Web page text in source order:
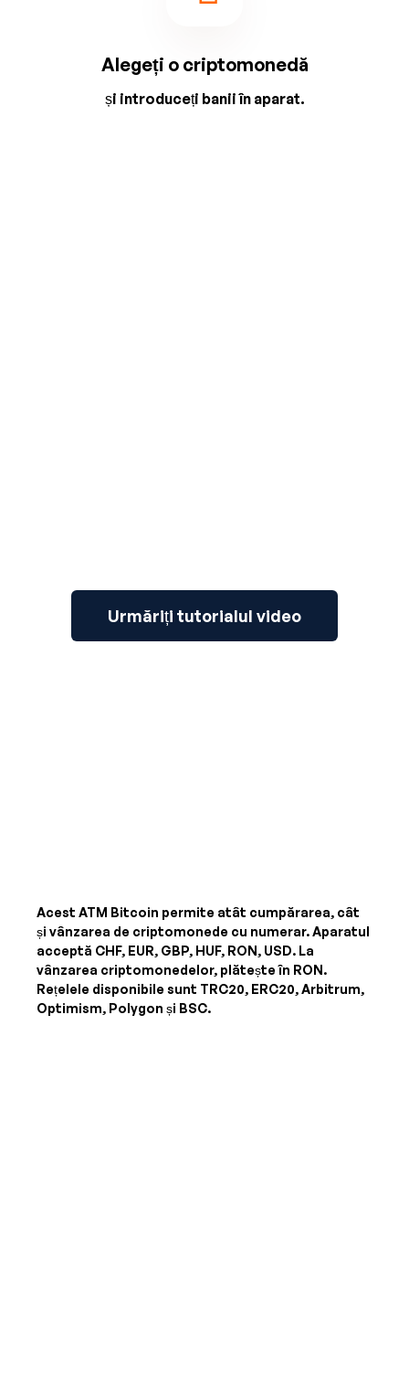
Alegeți o criptomonedă
și introduceți banii în aparat.
Urmăriți tutorialul video
Acest ATM Bitcoin permite atât cumpărarea, cât
și vânzarea de criptomonede cu numerar. Aparatul
acceptă CHF, EUR, GBP, HUF, RON, USD. La
vânzarea criptomonedelor, plătește în RON.
Rețelele disponibile sunt TRC20, ERC20, Arbitrum,
Optimism, Polygon și BSC.